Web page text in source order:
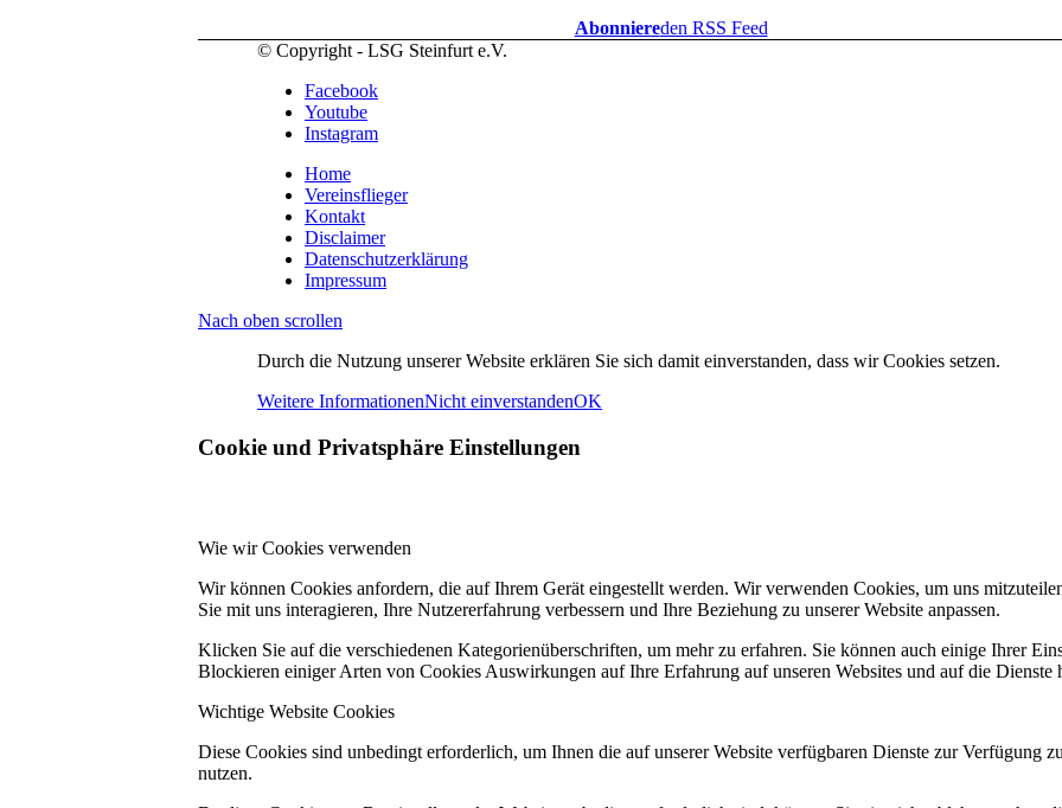
Abonniereden RSS Feed
© Copyright - LSG Steinfurt e.V.
Facebook
Youtube
Instagram
Home
Vereinsflieger
Kontakt
Disclaimer
Datenschutzerklärung
Impressum
Nach oben scrollen
Durch die Nutzung unserer Website erklären Sie sich damit einverstanden, dass wir Cookies setzen.
Weitere InformationenNicht einverstandenOK
Cookie und Privatsphäre Einstellungen
Wie wir Cookies verwenden
Wir können Cookies anfordern, die auf Ihrem Gerät eingestellt werden. Wir verwenden Cookies, um uns
Sie mit uns interagieren, Ihre Nutzererfahrung verbessern und Ihre Beziehung zu unserer Website anpassen.
Klicken Sie auf die verschiedenen Kategorienüberschriften, um mehr zu erfahren. Sie können auch einige Ihrer
Blockieren einiger Arten von Cookies Auswirkungen auf Ihre Erfahrung auf unseren Websites und auf die Dienste
Wichtige Website Cookies
Diese Cookies sind unbedingt erforderlich, um Ihnen die auf unserer Website verfügbaren Dienste zur Verfügung
nutzen.